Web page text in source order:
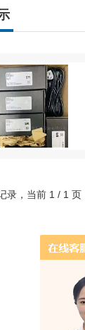
录，当前 1 / 1